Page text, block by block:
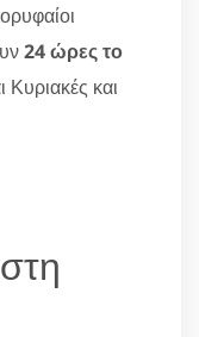
24 ώρες το
Κυριακές και